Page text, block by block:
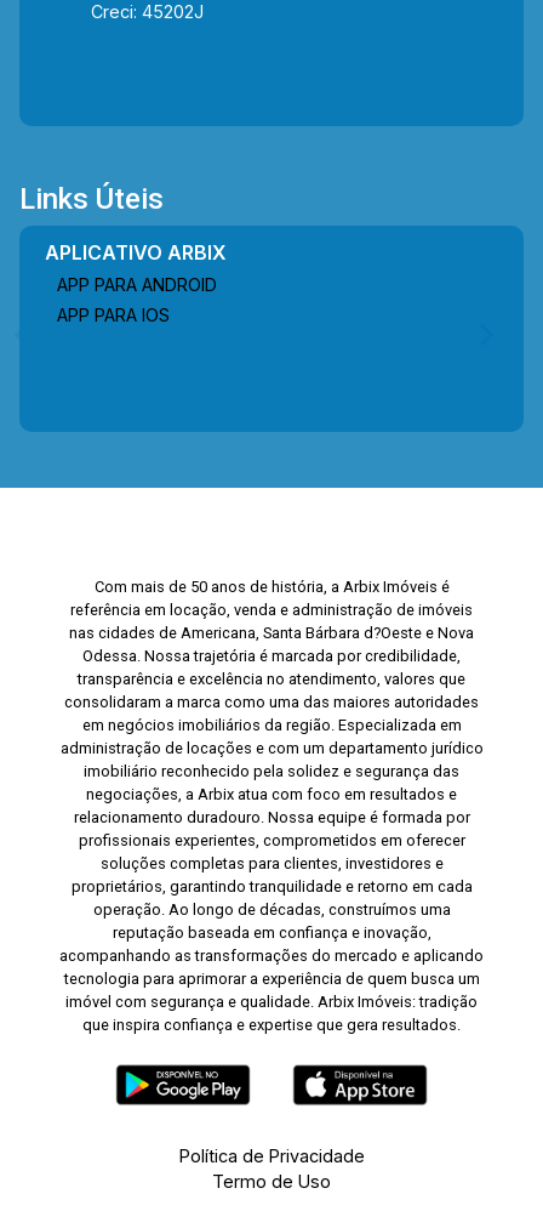
Creci: 45202J
Links Úteis
APLICATIVO ARBIX
APP PARA ANDROID
APP PARA IOS
Com mais de 50 anos de história, a Arbix Imóveis é
referência em locação, venda e administração de imóveis
nas cidades de Americana, Santa Bárbara d?Oeste e Nova
Odessa. Nossa trajetória é marcada por credibilidade,
transparência e excelência no atendimento, valores que
consolidaram a marca como uma das maiores autoridades
em negócios imobiliários da região. Especializada em
administração de locações e com um departamento jurídico
imobiliário reconhecido pela solidez e segurança das
negociações, a Arbix atua com foco em resultados e
relacionamento duradouro. Nossa equipe é formada por
profissionais experientes, comprometidos em oferecer
soluções completas para clientes, investidores e
proprietários, garantindo tranquilidade e retorno em cada
operação. Ao longo de décadas, construímos uma
reputação baseada em confiança e inovação,
acompanhando as transformações do mercado e aplicando
tecnologia para aprimorar a experiência de quem busca um
imóvel com segurança e qualidade. Arbix Imóveis: tradição
que inspira confiança e expertise que gera resultados.
Política de Privacidade
Termo de Uso